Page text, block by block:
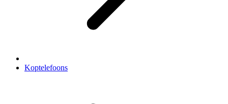
Koptelefoons